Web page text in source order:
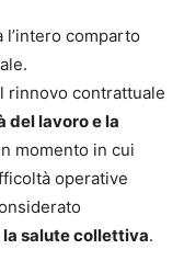
comparto
rinnovo contrattuale
del lavoro e la
momento in cui
operative
salute collettiva.